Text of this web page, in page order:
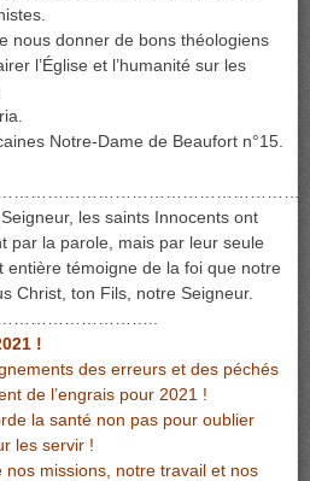
nous donner de bons théologiens
l’Église et l’humanité sur les
Notre-Dame de Beaufort n°15.
les saints Innocents ont
par la parole, mais par leur seule
entière témoigne de la foi que notre
Christ, ton Fils, notre Seigneur.
!
des erreurs et des péchés
de l’engrais pour 2021 !
la santé non pas pour oublier
les servir !
missions, notre travail et nos